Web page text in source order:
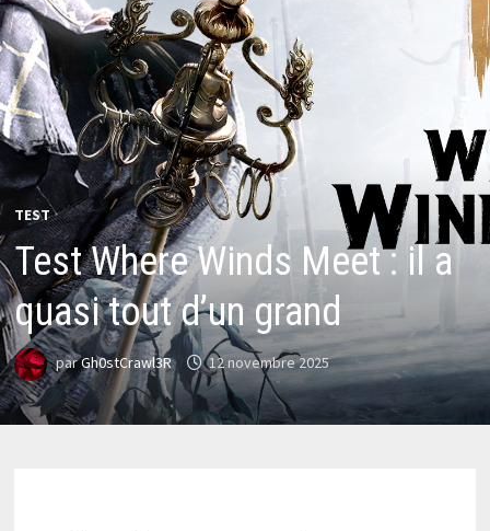
TEST
Test Where Winds Meet : il a
quasi tout d’un grand
parGh0stCrawl3R 12 novembre 2025